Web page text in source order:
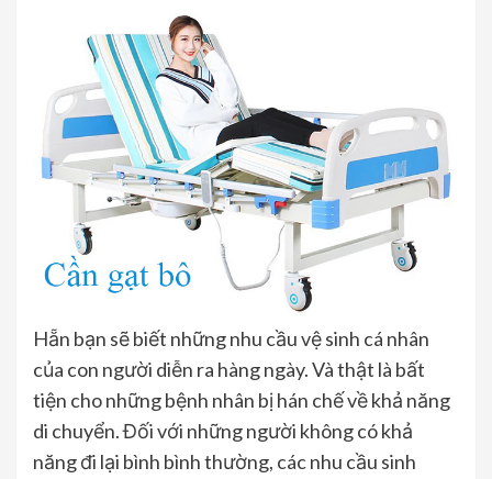
Hẵn bạn sẽ biết những nhu cầu vệ sinh cá nhân
của con người diễn ra hàng ngày. Và thật là bất
tiện cho những bệnh nhân bị hán chế về khả năng
di chuyển. Đối với những người không có khả
năng đi lại bình bình thường, các nhu cầu sinh